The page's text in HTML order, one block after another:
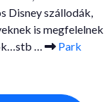
Disney szállodák,
is megfelelnek
…
Park